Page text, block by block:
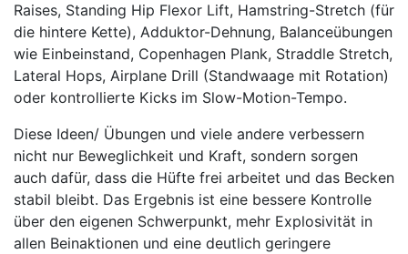
Raises, Standing Hip Flexor Lift, Hamstring-Stretch (für
die hintere Kette), Adduktor-Dehnung, Balanceübungen
wie Einbeinstand, Copenhagen Plank, Straddle Stretch,
Lateral Hops, Airplane Drill (Standwaage mit Rotation)
oder kontrollierte Kicks im Slow-Motion-Tempo.
Diese Ideen/ Übungen und viele andere verbessern
nicht nur Beweglichkeit und Kraft, sondern sorgen
auch dafür, dass die Hüfte frei arbeitet und das Becken
stabil bleibt. Das Ergebnis ist eine bessere Kontrolle
über den eigenen Schwerpunkt, mehr Explosivität in
allen Beinaktionen und eine deutlich geringere